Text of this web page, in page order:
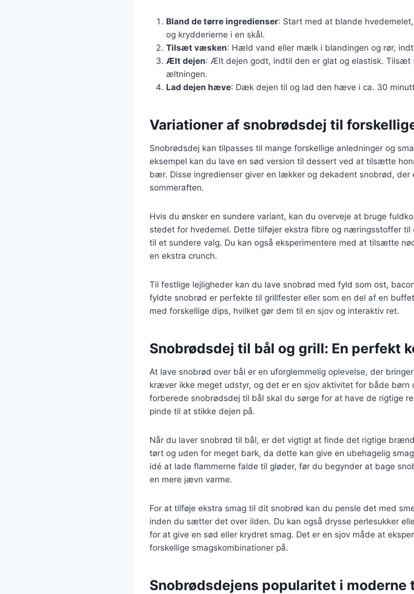
Bland de tørre ingredienser: Start med at blande
og krydderierne i en skål.
Tilsæt væsken: Hæld vand eller mælk i blandingen og rør,
Ælt dejen: Ælt dejen godt, indtil den er glat og elastisk. Tilsæt
æltningen.
Lad dejen hæve: Dæk dejen til og lad den hæve i ca. 30
Variationer af snobrødsdej til
Snobrødsdej kan tilpasses til mange forskellige anledninger og
eksempel kan du lave en sød version til dessert ved at tilsætte
bær. Disse ingredienser giver en lækker og dekadent snobrød, der
sommeraften.
Hvis du ønsker en sundere variant, kan du overveje at bruge
stedet for hvedemel. Dette tilføjer ekstra fibre og næringsstoffer til
til et sundere valg. Du kan også eksperimentere med at tilsætte
en ekstra crunch.
Til festlige lejligheder kan du lave snobrød med fyld som ost,
fyldte snobrød er perfekte til grillfester eller som en del af en
med forskellige dips, hvilket gør dem til en sjov og interaktiv ret.
Snobrødsdej til bål og grill: En perfekt
At lave snobrød over bål er en uforglemmelig oplevelse, der
kræver ikke meget udstyr, og det er en sjov aktivitet for både børn
forberede snobrødsdej til bål skal du sørge for at have de rigtige
pinde til at stikke dejen på.
Når du laver snobrød til bål, er det vigtigt at finde det rigtige
tørt og uden for meget bark, da dette kan give en ubehagelig
idé at lade flammerne falde til gløder, før du begynder at bage
en mere jævn varme.
For at tilføje ekstra smag til dit snobrød kan du pensle det med
inden du sætter det over ilden. Du kan også drysse perlesukker
for at give en sød eller krydret smag. Det er en sjov måde at
forskellige smagskombinationer på.
Snobrødsdejens popularitet i moderne